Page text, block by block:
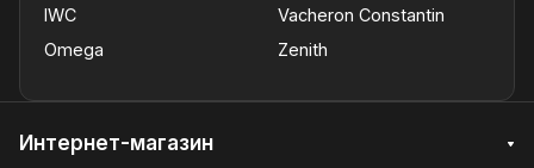
IWC
Omega
Vacheron Constantin
Zenith
Интернет-магазин